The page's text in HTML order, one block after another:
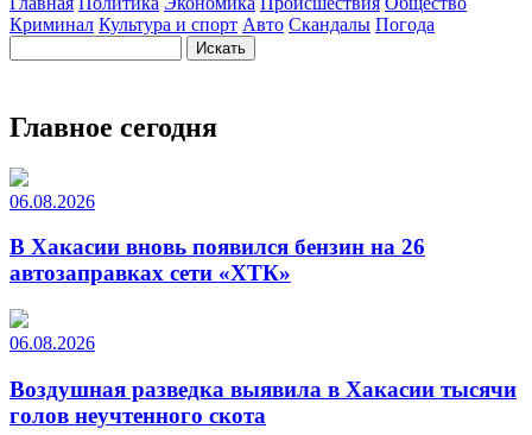
Криминал Культура и спорт Авто Скандалы Погода
Главное сегодня
06.08.2026
В Хакасии вновь появился бензин на 26
автозаправках сети «ХТК»
06.08.2026
Воздушная разведка выявила в Хакасии тысячи
голов неучтенного скота